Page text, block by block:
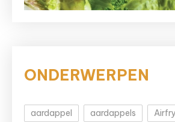
ONDERWERPEN
aardappel aardappels